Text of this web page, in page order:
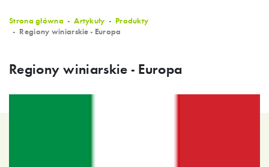
Strona główna Artykuły
Produkty
Regiony winiarskie - Europa
Regiony winiarskie - Europa